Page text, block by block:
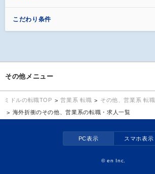
こだわり条件
その他メニュー
ミドルの転職TOP 営業系 転職
その他、営業系 転職
海外折衝のその他、営業系の転職・求人一覧
PC表示 スマホ表示
©en Inc.